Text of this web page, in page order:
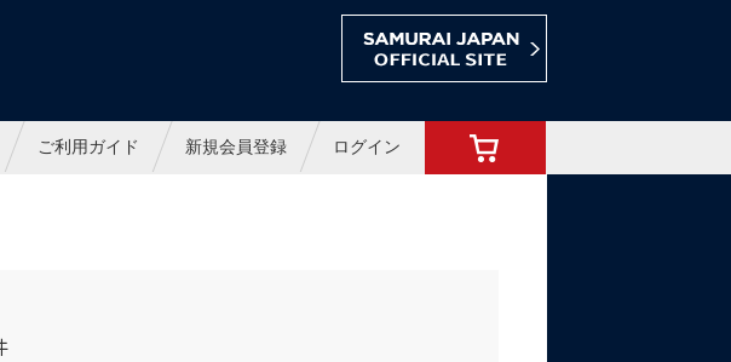
ラインショップ
ご利用ガイド 新規会員登録 ログイン